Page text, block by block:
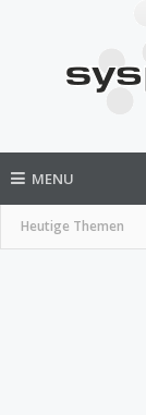
MENU
Heutige Themen